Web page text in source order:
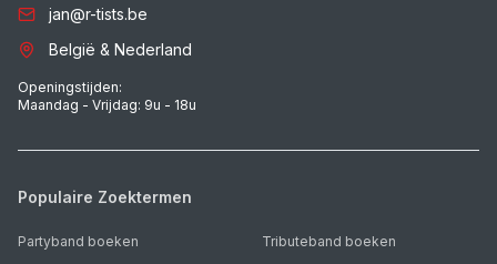
jan@r-tists.be
België & Nederland
Openingstijden:
Maandag - Vrijdag: 9u - 18u
Populaire Zoektermen
Partyband boeken
Tributeband boeken